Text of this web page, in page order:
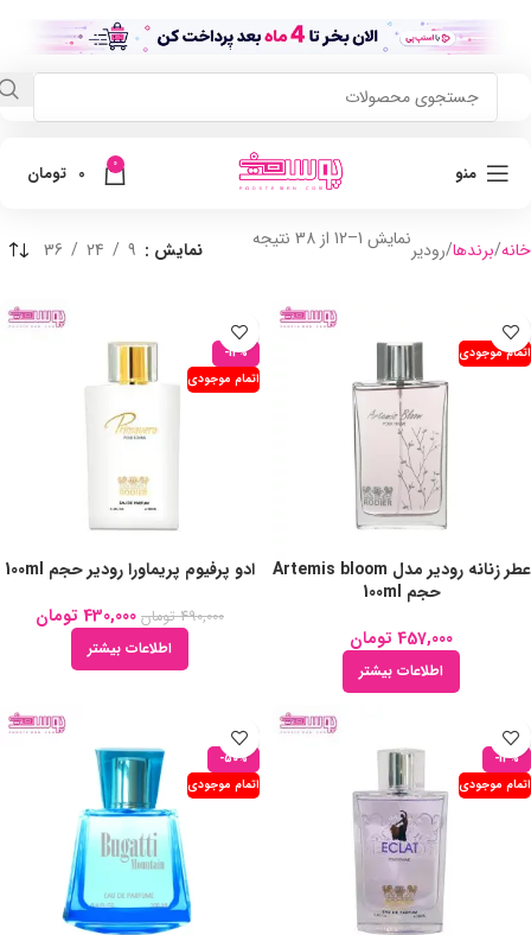
منو 0
0 تومان
خانه برندها رودیرنمایش 1–12 از 38 نتیجه نمایش 9
24
36
اتمام موجودی
عطر زنانه رودیر مدل Artemis bloom
حجم 100ml
457,000 تومان
اطلاعات بیشتر
-12%
اتمام موجودی
ادو پرفیوم پریماورا رودیر حجم 100ml
490,000 تومان 430,000 تومان
اطلاعات بیشتر
-13%
اتمام موجودی
-50%
اتمام موجودی